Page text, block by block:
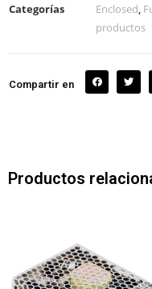
Categorías Enclosed,
productos
Compartir en
Productos